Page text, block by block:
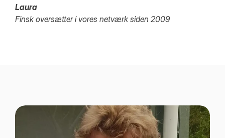
Laura
Finsk oversætter i vores netværk siden 2009